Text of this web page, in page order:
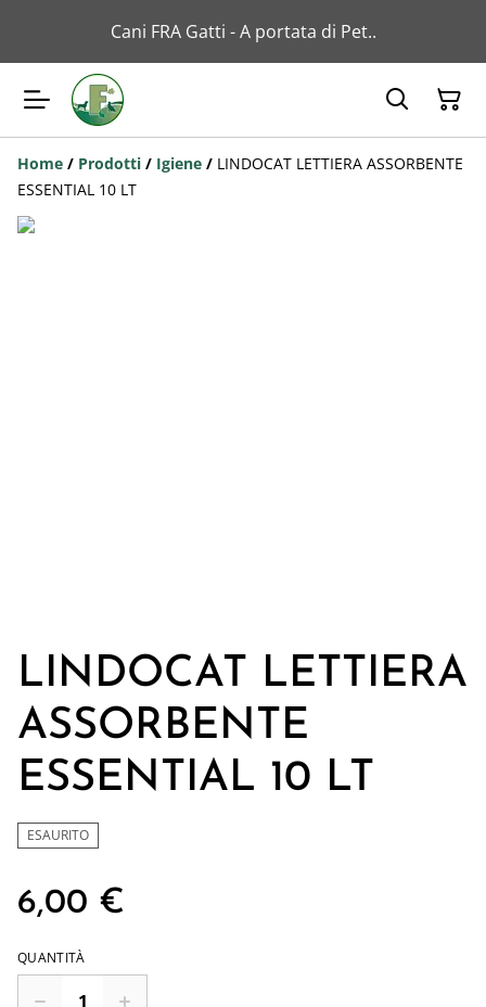
Cani FRA Gatti - A portata di Pet..
Home / Prodotti / Igiene / LINDOCAT LETTIERA ASSORBENTE
ESSENTIAL 10 LT
LINDOCAT LETTIERA
ASSORBENTE
ESSENTIAL 10 LT
ESAURITO
6,00 €
QUANTITÀ